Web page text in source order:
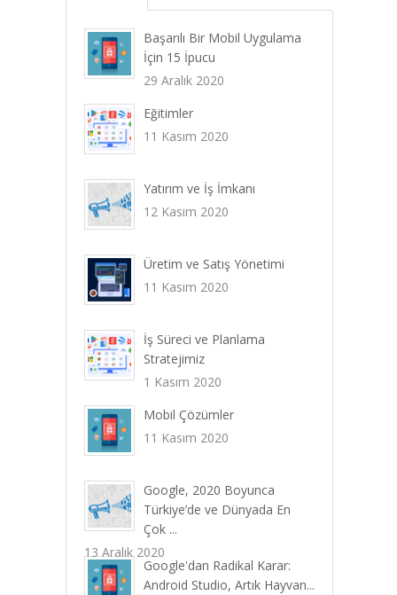
Başarılı Bir Mobil Uygulama
İçin 15 İpucu
29 Aralık 2020
Eğitimler
11 Kasım 2020
Yatırım ve İş İmkanı
12 Kasım 2020
Üretim ve Satış Yönetimi
11 Kasım 2020
İş Süreci ve Planlama
Stratejimiz
1 Kasım 2020
Mobil Çözümler
11 Kasım 2020
Google, 2020 Boyunca
Türkiye’de ve Dünyada En
Çok ...
13 Aralık 2020
Google'dan Radikal Karar:
Android Studio, Artık Hayvan...